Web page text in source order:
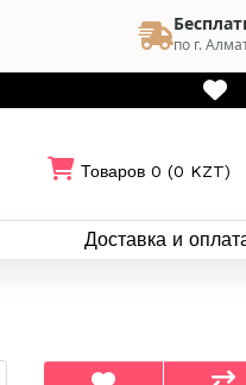
по г.
Товаров 0 (0 KZT)
Доставка и